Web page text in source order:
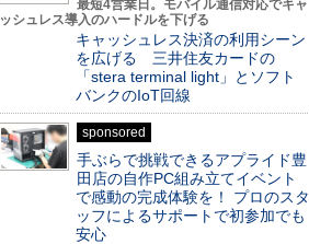
最短4営業日。モバイル通信対応でキャ
ッシュレス導入のハードルを下げる
キャッシュレス決済の利用シーン
を広げる 三井住友カードの
「stera terminal light」とソフト
バンクのIoT回線
sponsored
手ぶらで挑戦できるアプライド豊
田店の自作PC組み立てイベント
で感動の完成体験を！ プロのスタ
ッフによるサポートで初参加でも
安心